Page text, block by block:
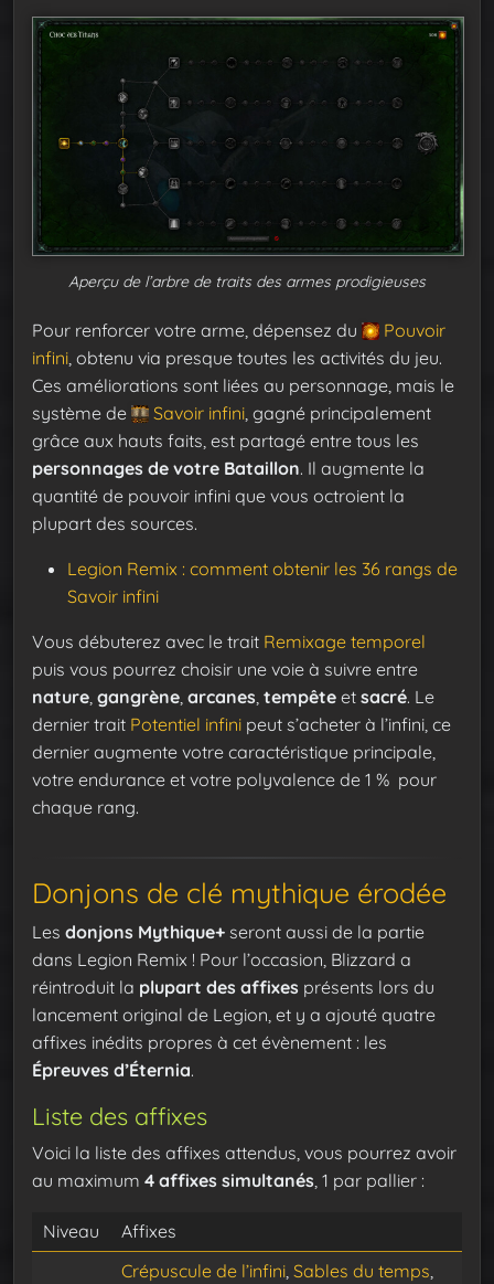
Aperçu de l’arbre de traits des armes prodigieuses
Pour renforcer votre arme, dépensez du
Pouvoir
infini , obtenu via presque toutes les activités du jeu.
Ces améliorations sont liées au personnage, mais le
système de
Savoir infini , gagné principalement
grâce aux hauts faits, est partagé entre tous les
personnages de votre Bataillon. Il augmente la
quantité de pouvoir infini que vous octroient la
plupart des sources.
Legion Remix : comment obtenir les 36 rangs de
Savoir infini
Vous débuterez avec le trait Remixage temporel
puis vous pourrez choisir une voie à suivre entre
nature gangrène arcanes tempête et sacré. Le
dernier trait Potentiel infini peut s’acheter à l’infini, ce
dernier augmente votre caractéristique principale,
votre endurance et votre polyvalence de 1 % pour
chaque rang.
Donjons de clé mythique érodée
Les donjons Mythique+ seront aussi de la partie
dans Legion Remix ! Pour l’occasion, Blizzard a
réintroduit la plupart des affixes présents lors du
lancement original de Legion, et y a ajouté quatre
affixes inédits propres à cet évènement : les
Épreuves d’Éternia.
Liste des affixes
Voici la liste des affixes attendus, vous pourrez avoir
au maximum 4 affixes simultanés , 1 par pallier :
Niveau
Affixes
Crépuscule de l’infini Sables du temps